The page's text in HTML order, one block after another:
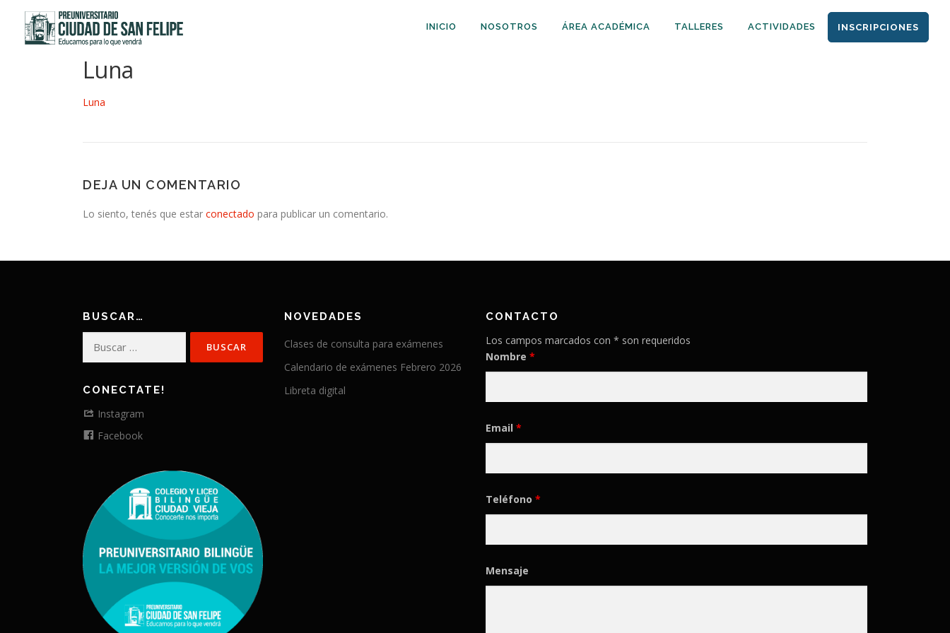
contenido
INICIO NOSOTROS ÁREA ACADÉMICA TALLERES ACTIVIDADES INSCRIPCIONES
Luna
Luna
DEJA UN COMENTARIO
Lo siento, tenés que estar conectado para publicar un comentario.
BUSCAR…
CONECTATE!
Instagram
Facebook
NOVEDADES
Clases de consulta para exámenes
Calendario de exámenes Febrero 2026
Libreta digital
CONTACTO
Los campos marcados con * son requeridos
Nombre *
Email *
Teléfono *
Mensaje